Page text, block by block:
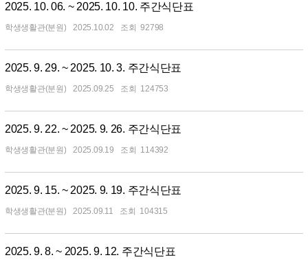
2025. 10. 06. ~ 2025. 10. 10. 주간식단표
학생생활관(분원) 2025.10.02 92798
2025. 9. 29. ~ 2025. 10. 3. 주간식단표
학생생활관(분원) 2025.09.25 124753
2025. 9. 22. ~ 2025. 9. 26. 주간식단표
학생생활관(분원) 2025.09.19 114392
2025. 9. 15. ~ 2025. 9. 19. 주간식단표
학생생활관(분원) 2025.09.11 104315
2025. 9. 8. ~ 2025. 9. 12. 주간식단표